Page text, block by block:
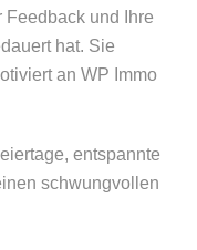
Feedback und Ihre
hat. Sie
an WP Immo
entspannte
schwungvollen